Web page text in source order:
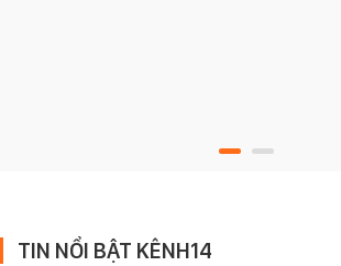
TIN NỔI BẬT KÊNH14